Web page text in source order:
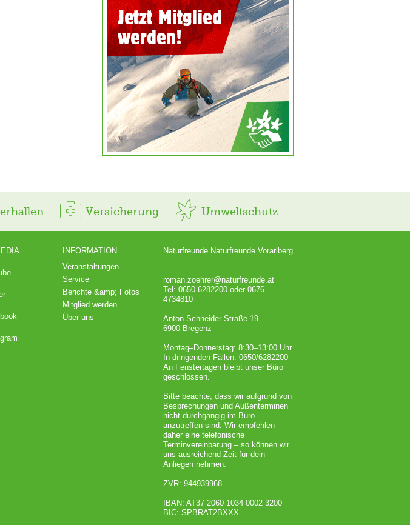
Versicherung Umweltschutz
INFORMATION
Veranstaltungen
Service
Berichte &amp; Fotos
Mitglied werden
Über uns
Naturfreunde Naturfreunde Vorarlberg
roman.zoehrer@naturfreunde.at
Tel: 0650 6282200 oder 0676
4734810
Anton Schneider-Straße 19
6900 Bregenz
Montag–Donnerstag: 8:30–13:00 Uhr
In dringenden Fällen: 0650/6282200
An Fenstertagen bleibt unser Büro
geschlossen.
Bitte beachte, dass wir aufgrund von
Besprechungen und Außenterminen
nicht durchgängig im Büro
anzutreffen sind. Wir empfehlen
daher eine telefonische
Terminvereinbarung – so können wir
uns ausreichend Zeit für dein
Anliegen nehmen.
ZVR: 944939968
IBAN: AT37 2060 1034 0002 3200
BIC: SPBRAT2BXXX